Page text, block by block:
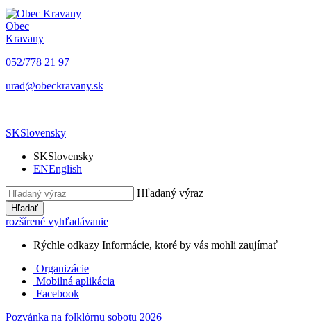
Obec
Kravany
052/778 21 97
urad@obeckravany.sk
SKSlovensky
SKSlovensky
ENEnglish
Hľadaný výraz
Hľadať
rozšírené vyhľadávanie
Rýchle odkazy Informácie, ktoré by vás mohli zaujímať
Organizácie
Mobilná aplikácia
Facebook
Pozvánka na folklórnu sobotu 2026